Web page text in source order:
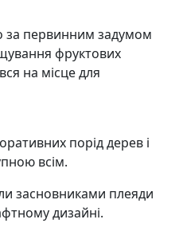
за первинним задумом
фруктових
на місце для
порід дерев і
всім.
засновниками плеяди
дизайні.